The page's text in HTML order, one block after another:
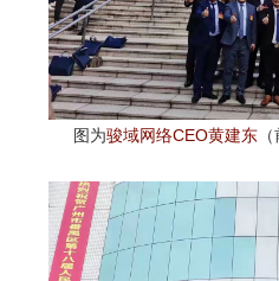
图为骏域网络CEO黄建东（